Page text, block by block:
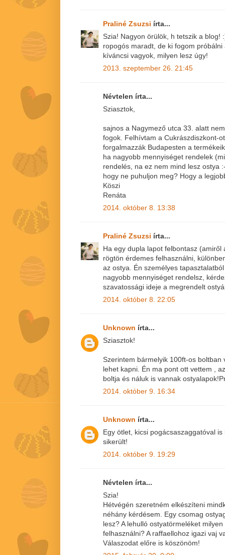
Praliné Zsuzsi írta...
Szia! Nagyon örülök, h tetszik a blog!
ropogós maradt, de ki fogom
kíváncsi vagyok, milyen lesz úgy!
2013. szeptember 26. 21:45
Névtelen írta...
Sziasztok,
sajnos a Nagymező utca 33. alatt
fogok. Felhívtam a Cukrászdiszkont-
forgalmazzák Budapesten a
ha nagyobb mennyiséget rendelek
rendelés, na ez nem mind lesz ostya
hogy ne puhuljon meg? Hogy a
Köszi
Renáta
2014. október 8. 13:38
Praliné Zsuzsi írta...
Ha egy dupla lapot felbontasz
rögtön érdemes felhasználni,
az ostya. Én személyes
nagyobb mennyiséget rendelsz,
szavatossági ideje a megrendelt
2014. október 8. 22:05
Unknown írta...
Sziasztok!
Szerintem bármelyik 100ft-os
lehet kapni. Én ma pont ott vettem ,
boltja és náluk is vannak
2014. október 9. 16:34
Unknown írta...
Egy ötlet, kicsi pogácsaszaggatóval
sikerült!
2014. október 9. 19:29
Névtelen írta...
Szia!
Hétvégén szeretném elkészíteni
néhány kérdésem. Egy csomag
lesz? A lehulló ostyatörmeléket
felhasználni? A raffaellohoz igazi vaj
Válaszodat előre is köszönöm!